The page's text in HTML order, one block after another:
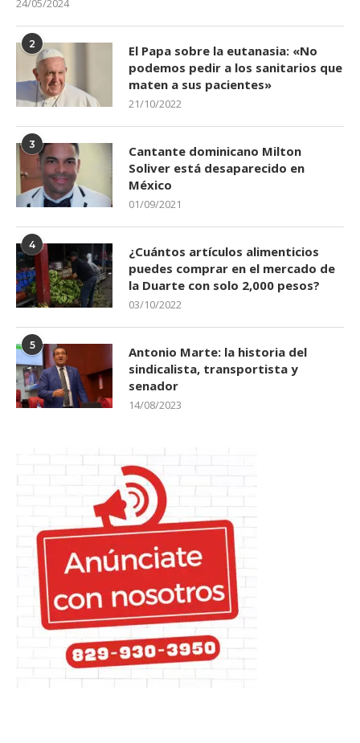
24/05/2024
2
El Papa sobre la eutanasia: «No
podemos pedir a los sanitarios que
maten a sus pacientes»
21/10/2022
3
Cantante dominicano Milton
Soliver está desaparecido en
México
01/09/2021
4
¿Cuántos artículos alimenticios
puedes comprar en el mercado de
la Duarte con solo 2,000 pesos?
03/10/2022
5
Antonio Marte: la historia del
sindicalista, transportista y
senador
14/08/2023